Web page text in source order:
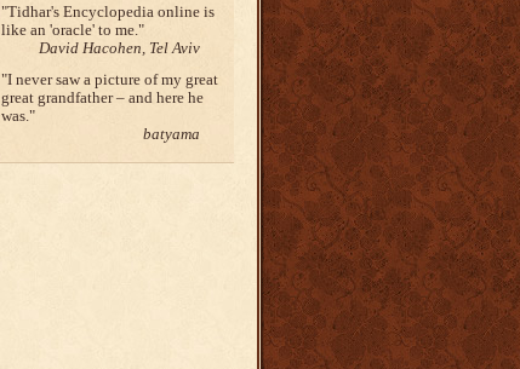
Tidhar's Encyclopedia online is
like an 'oracle' to me.
David Hacohen, Tel Aviv
I never saw a picture of my great
great grandfather – and here he
was.
batyama